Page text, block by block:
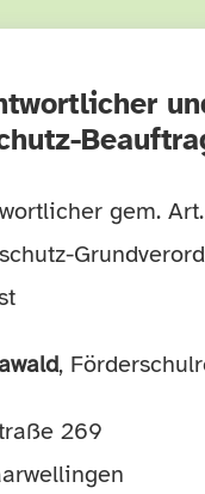
FRAGEN
gem.
,
269